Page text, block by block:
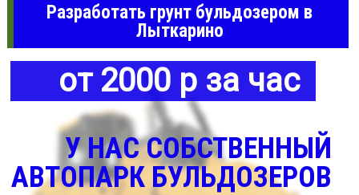
Разработать грунт бульдозером в
Лыткарино
от 2000 р за час
У НАС СОБСТВЕННЫЙ
АВТОПАРК БУЛЬДОЗЕРОВ